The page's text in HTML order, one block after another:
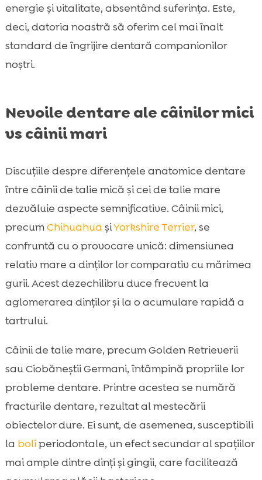
energie și vitalitate, absentând suferința. Este,
deci, datoria noastră să oferim cel mai înalt
standard de îngrijire dentară companionilor
noștri.
Nevoile dentare ale câinilor mici
vs câinii mari
Discuțiile despre diferențele anatomice dentare
între câinii de talie mică și cei de talie mare
dezvăluie aspecte semnificative. Câinii mici,
precumChihuahua șiYorkshire Terrier, se
confruntă cu o provocare unică: dimensiunea
relativ mare a dinților lor comparativ cu mărimea
gurii. Acest dezechilibru duce frecvent la
aglomerarea dinților și la o acumulare rapidă a
tartrului.
Câinii de talie mare, precum Golden Retrieverii
sau Ciobăneștii Germani, întâmpină propriile lor
probleme dentare. Printre acestea se numără
fracturile dentare, rezultat al mestecării
obiectelor dure. Ei sunt, de asemenea, susceptibili
la boliperiodontale, un efect secundar al spațiilor
mai ample dintre dinți și gingii, care facilitează